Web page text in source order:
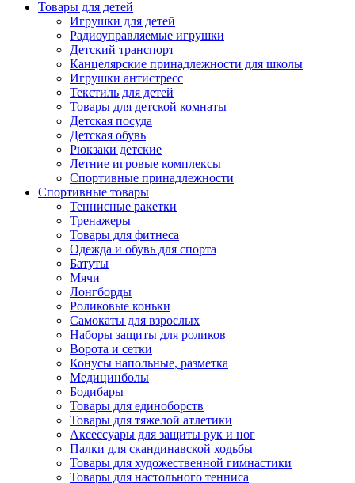
Товары для детей
Игрушки для детей
Радиоуправляемые игрушки
Детский транспорт
Канцелярские принадлежности для школы
Игрушки антистресс
Текстиль для детей
Товары для детской комнаты
Детская посуда
Детская обувь
Рюкзаки детские
Летние игровые комплексы
Спортивные принадлежности
Спортивные товары
Теннисные ракетки
Тренажеры
Товары для фитнеса
Одежда и обувь для спорта
Батуты
Мячи
Лонгборды
Роликовые коньки
Самокаты для взрослых
Наборы защиты для роликов
Ворота и сетки
Конусы напольные, разметка
Медицинболы
Бодибары
Товары для единоборств
Товары для тяжелой атлетики
Аксессуары для защиты рук и ног
Палки для скандинавской ходьбы
Товары для художественной гимнастики
Товары для настольного тенниса